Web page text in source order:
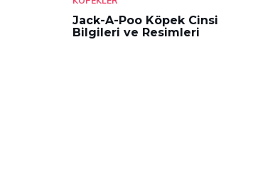
Jack-A-Poo Köpek Cinsi
Bilgileri ve Resimleri